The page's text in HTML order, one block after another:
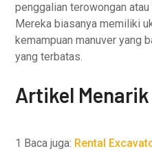
penggalian terowongan
Mereka biasanya memiliki
kemampuan manuver yang
yang terbatas.
Artikel
1 Baca juga: Rental